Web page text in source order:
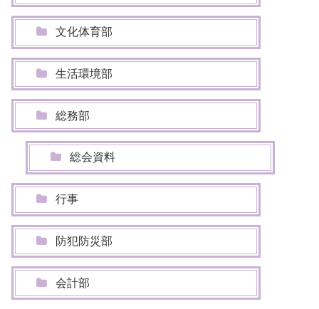
文化体育部
生活環境部
総務部
総会資料
行事
防犯防災部
会計部